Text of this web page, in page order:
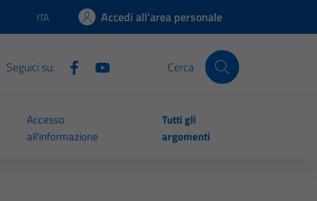
Lingua attiva:
ITA Accedi all'area personale
Seguici su: Cerca
Accesso
all'informazione
Tutti gli
argomenti